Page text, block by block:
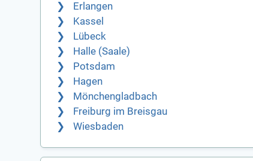
Erlangen
Kassel
Lübeck
Halle (Saale)
Potsdam
Hagen
Mönchengladbach
Freiburg im Breisgau
Wiesbaden